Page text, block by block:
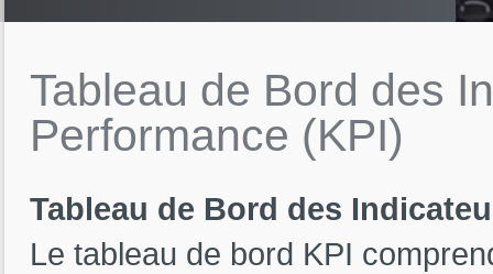
Tableau de Bord des
Performance (KPI)
Tableau de Bord des
Le tableau de bord KPI